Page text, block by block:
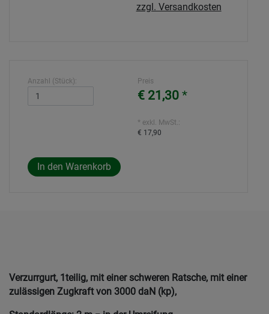
zzgl. Versandkosten
Anzahl (Stück): Preis
€ 21,30 *
* exkl. MwSt.:
€ 17,90
Verzurrgurt, 1teilig, mit einer schweren Ratsche, mit einer
zulässigen Zugkraft von 3000 daN (kp),